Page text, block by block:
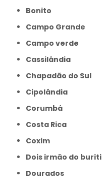
Bonito
Campo Grande
Campo verde
Cassilândia
Chapadão do Sul
Cipolândia
Corumbá
Costa Rica
Coxim
Dois irmão do buriti
Dourados